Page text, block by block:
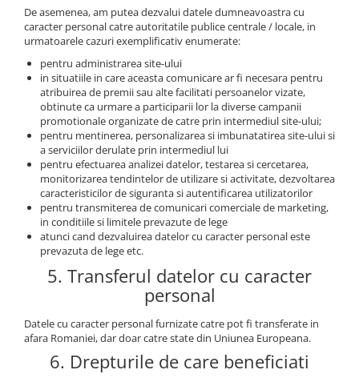
De asemenea, am putea dezvalui datele dumneavoastra cu
caracter personal catre autoritatile publice centrale / locale, in
urmatoarele cazuri exemplificativ enumerate:
pentru administrarea site-ului
in situatiile in care aceasta comunicare ar fi necesara pentru
atribuirea de premii sau alte facilitati persoanelor vizate,
obtinute ca urmare a participarii lor la diverse campanii
promotionale organizate de catre prin intermediul site-ului;
pentru mentinerea, personalizarea si imbunatatirea site-ului si
a serviciilor derulate prin intermediul lui
pentru efectuarea analizei datelor, testarea si cercetarea,
monitorizarea tendintelor de utilizare si activitate, dezvoltarea
caracteristicilor de siguranta si autentificarea utilizatorilor
pentru transmiterea de comunicari comerciale de marketing,
in conditiile si limitele prevazute de lege
atunci cand dezvaluirea datelor cu caracter personal este
prevazuta de lege etc.
5. Transferul datelor cu caracter
personal
Datele cu caracter personal furnizate catre pot fi transferate in
afara Romaniei, dar doar catre state din Uniunea Europeana.
6. Drepturile de care beneficiati